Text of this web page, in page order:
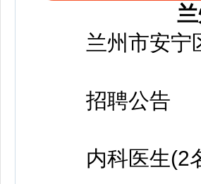
兰州市安宁
招聘公告
内科医生(2